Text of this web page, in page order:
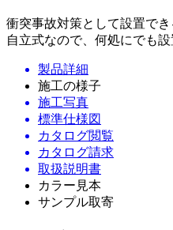
衝突事故対策として設置でき
自立式なので、何処にでも設
製品詳細
施工の様子
施工写真
標準仕様図
カタログ閲覧
カタログ請求
取扱説明書
カラー見本
サンプル取寄